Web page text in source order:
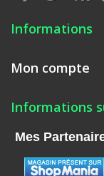
Informations
Mon compte
Informations
Mes